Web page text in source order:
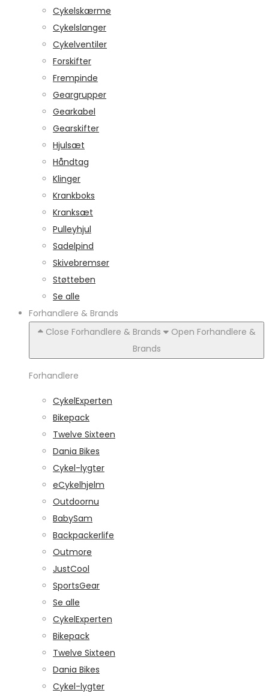
Cykelskærme
Cykelslanger
Cykelventiler
Forskifter
Frempinde
Geargrupper
Gearkabel
Gearskifter
Hjulsæt
Håndtag
Klinger
Krankboks
Kranksæt
Pulleyhjul
Sadelpind
Skivebremser
Støtteben
Se alle
Forhandlere & Brands
Close Forhandlere & Brands
Open Forhandlere &
Brands
Forhandlere
CykelExperten
Bikepack
Twelve Sixteen
Dania Bikes
Cykel-lygter
eCykelhjelm
Outdoornu
BabySam
Backpackerlife
Outmore
JustCool
SportsGear
Se alle
CykelExperten
Bikepack
Twelve Sixteen
Dania Bikes
Cykel-lygter